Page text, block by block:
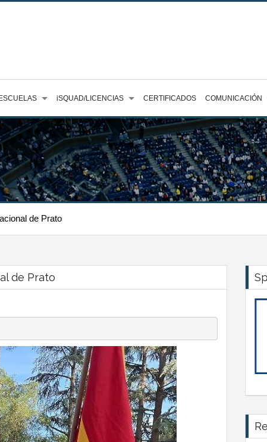
ESCUELAS iSQUAD/LICENCIAS CERTIFICADOS COMUNICACIÓN
de Prato
de Prato